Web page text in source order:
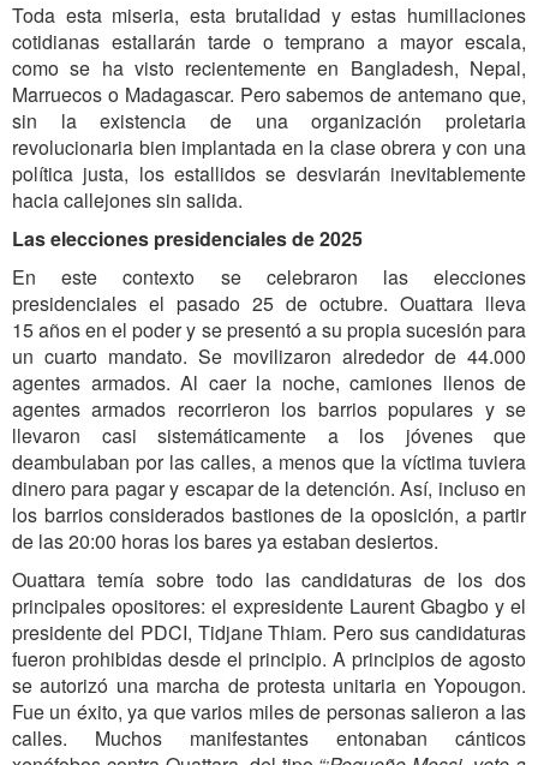
Toda esta miseria, esta brutalidad y estas humillaciones
cotidianas estallarán tarde o temprano a mayor escala,
como se ha visto recientemente en Bangladesh, Nepal,
Marruecos o Madagascar. Pero sabemos de antemano que,
sin la existencia de una organización proletaria
revolucionaria bien implantada en la clase obrera y con una
política justa, los estallidos se desviarán inevitablemente
hacia callejones sin salida.
Las elecciones presidenciales de 2025
En este contexto se celebraron las elecciones
presidenciales el pasado 25 de octubre. Ouattara lleva
15 años en el poder y se presentó a su propia sucesión para
un cuarto mandato. Se movilizaron alrededor de 44.000
agentes armados. Al caer la noche, camiones llenos de
agentes armados recorrieron los barrios populares y se
llevaron casi sistemáticamente a los jóvenes que
deambulaban por las calles, a menos que la víctima tuviera
dinero para pagar y escapar de la detención. Así, incluso en
los barrios considerados bastiones de la oposición, a partir
de las 20:00 horas los bares ya estaban desiertos.
Ouattara temía sobre todo las candidaturas de los dos
principales opositores: el expresidente Laurent Gbagbo y el
presidente del PDCI, Tidjane Thiam. Pero sus candidaturas
fueron prohibidas desde el principio. A principios de agosto
se autorizó una marcha de protesta unitaria en Yopougon.
Fue un éxito, ya que varios miles de personas salieron a las
calles. Muchos manifestantes entonaban cánticos